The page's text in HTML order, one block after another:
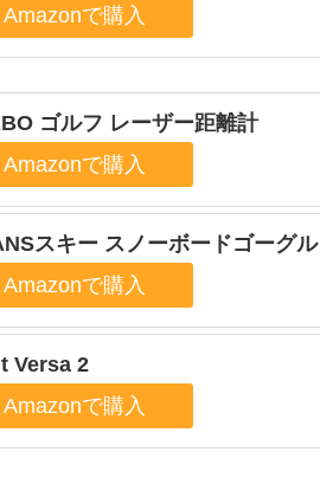
ゴルフ レーザー距離計
スキー スノーボードゴーグル
Versa 2